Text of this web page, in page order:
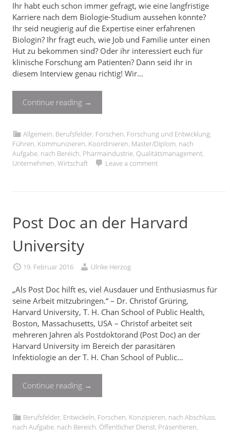
Ihr habt euch schon immer gefragt, wie eine langfristige
Karriere nach dem Biologie-Studium aussehen könnte?
Ihr seid neugierig auf die Expertise einer erfahrenen
Biologin? Ihr fragt euch, wie Job und Familie unter einen
Hut zu bekommen sind? Oder ihr interessiert euch für
klinische Forschung am Patienten? Dann seid ihr in
diesem Interview genau richtig! Wir…
Continue reading →
Allgemein, Berufsfelder, Forschen, Forschung und Entwicklung,
Führen, Kommunizieren, Koordinieren, Master/Diplom, nach
Aufgabe, nach Bereich, Pharmaindustrie, Qualitätsmanagement,
Unternehmen,Wirtschaft Leave a comment
Post Doc an der Harvard
University
19. Februar 2016 Ulrike Herzog
„Als Post Doc hilft es, viel Ausdauer und Enthusiasmus für
seine Arbeit mitzubringen.“ – Dr. Christof Grüring,
Harvard University, T. H. Chan School of Public Health,
Boston, Massachusetts, USA – Christof arbeitet seit
mehreren Jahren als Postdoktorand (Post Doc) an der
Harvard University im Bereich der parasitären
Infektiologie an der T. H. Chan School of Public…
Continue reading →
Berufsfelder, Entwickeln, Forschen, Konzipieren, nach Abschluss,
nach Aufgabe, nach Bereich, Öffentlicher Dienst, Präsentieren,